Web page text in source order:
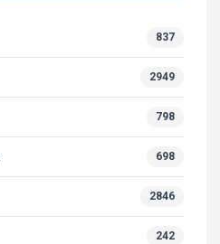
837
2949
798
698
2846
242